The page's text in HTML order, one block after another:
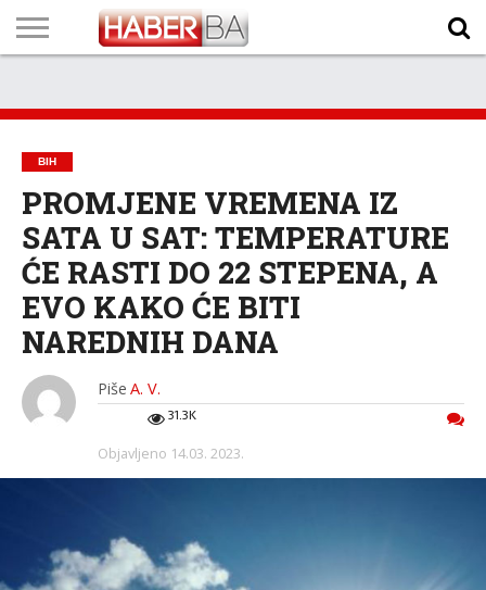
TECH
PROGRAM
PROGNOZA
PUTEVIMA
LISTA
NAMA
BIH
PROMJENE VREMENA IZ
SATA U SAT: TEMPERATURE
ĆE RASTI DO 22 STEPENA, A
EVO KAKO ĆE BITI
NAREDNIH DANA
Piše A. V.
31.3K
Objavljeno 14.03. 2023.